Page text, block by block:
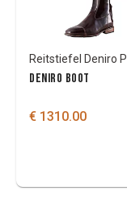
Reitstiefel Deniro
DENIRO BOOT
€ 1310.00